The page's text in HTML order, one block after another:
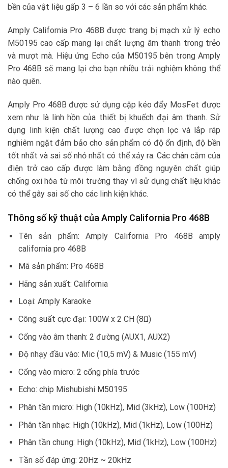
bền của vật liệu gấp 3 – 6 lần so với các sản phẩm khác.
Amply California Pro 468B được trang bị mạch xử lý echo
M50195 cao cấp mang lại chất lượng âm thanh trong trẻo
và mượt mà. Hiệu ứng Echo của M50195 bên trong Amply
Pro 468B sẽ mang lại cho bạn nhiều trải nghiệm không thể
nào quên.
Amply Pro 468B được sử dụng cặp kéo đẩy MosFet được
xem như là linh hồn của thiết bị khuếch đại âm thanh. Sử
dụng linh kiện chất lượng cao được chọn lọc và lắp ráp
nghiêm ngặt đảm bảo cho sản phẩm có độ ổn định, độ bền
tốt nhất và sai số nhỏ nhất có thể xảy ra. Các chân cắm của
điện trở cao cấp được làm bằng đồng nguyên chất giúp
chống oxi hóa từ môi trường thay vì sử dụng chất liệu khác
có thể gây sai số cho các linh kiện khác.
Thông số kỹ thuật của Amply California Pro 468B
Tên sản phẩm: Amply California Pro 468B amply
california pro 468B
Mã sản phẩm: Pro 468B
Hãng sản xuất: California
Loại: Amply Karaoke
Công suất cực đại: 100W x 2 CH (8Ω)
Cổng vào âm thanh: 2 đường (AUX1, AUX2)
Độ nhạy đầu vào: Mic (10,5 mV) & Music (155 mV)
Cổng vào micro: 2 cổng phía trước
Echo: chip Mishubishi M50195
Phân tần micro: High (10kHz), Mid (3kHz), Low (100Hz)
Phân tần nhạc: High (10kHz), Mid (1kHz), Low (100Hz)
Phân tần chung: High (10kHz), Mid (1kHz), Low (100Hz)
Tần số đáp ứng: 20Hz ~ 20kHz